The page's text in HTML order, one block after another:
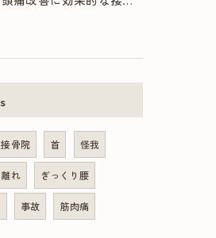
接骨院 首 怪我
れ ぎっくり腰
事故 筋肉痛